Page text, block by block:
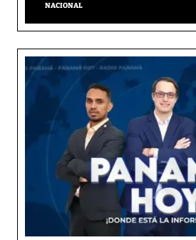
NACIONAL